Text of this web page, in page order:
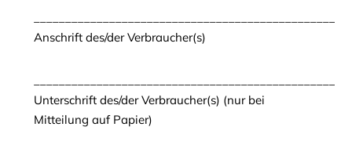
Anschrift des/der Verbraucher(s)
Unterschrift des/der Verbraucher(s) (nur bei
Mitteilung auf Papier)